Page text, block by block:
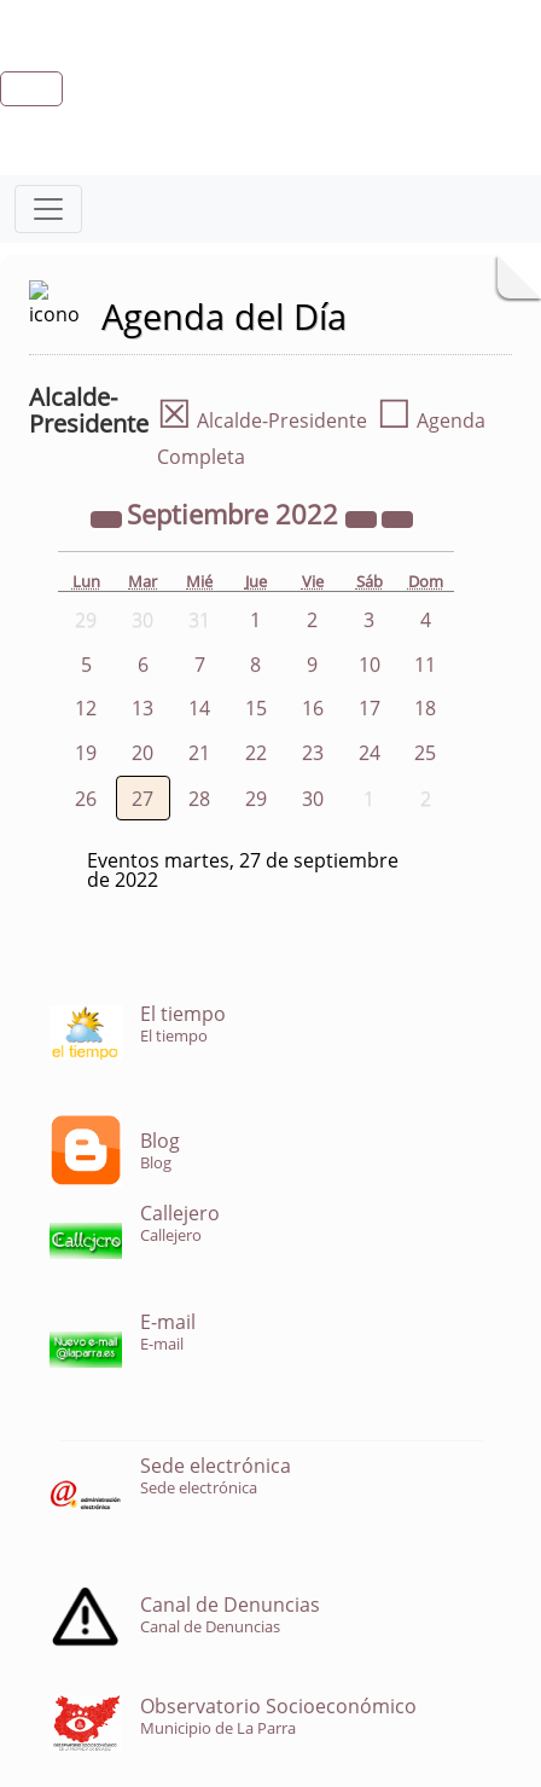
Agenda del Día
Alcalde-
Presidente ☒ Alcalde-Presidente ☐ Agenda
Completa
Septiembre 2022
Lun Mar Mié Jue Vie Sáb Dom
29 30 31 1 2 3
4
5
6 7 8 9 10
11
12
13 14 15 16 17
18
19
20 21 22 23 24
25
26
27 28 29 30 1 2
Eventos martes, 27 de septiembre
de 2022
El tiempo
El tiempo
Blog
Blog
Callejero
Callejero
E-mail
E-mail
Sede electrónica
Sede electrónica
Canal de Denuncias
Canal de Denuncias
Observatorio Socioeconómico
Municipio de La Parra